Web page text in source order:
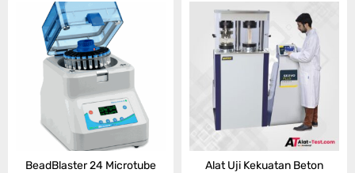
BeadBlaster 24 Microtube
Alat Uji Kekuatan Beton